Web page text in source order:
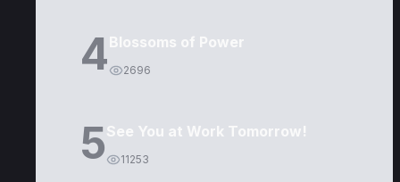
4Blossoms of Power
2696
5See You at Work Tomorrow!
11253